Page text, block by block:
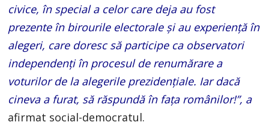
civice, în special a celor care deja au fost
prezente în birourile electorale şi au experienţă în
alegeri, care doresc să participe ca observatori
independenţi în procesul de renumărare a
voturilor de la alegerile prezidenţiale. Iar dacă
cineva a furat, să răspundă în faţa românilor!”, a
afirmat social-democratul.